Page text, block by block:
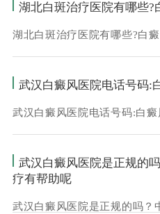
湖北白斑治疗医院有哪些?
湖北白斑治疗医院有哪些?白
武汉白癜风医院电话号码:
武汉白癜风医院电话号码:白
武汉白癜风医院是正规的
疗有帮助呢
武汉白癜风医院是正规的吗？